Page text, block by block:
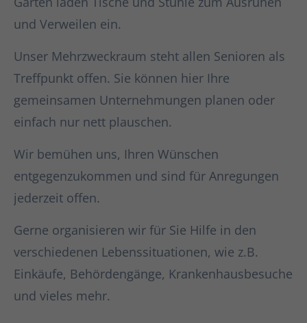
und Verweilen ein.
Unser Mehrzweckraum steht allen Senioren als
Treffpunkt offen. Sie können hier Ihre
gemeinsamen Unternehmungen planen oder
einfach nur nett plauschen.
Wir bemühen uns, Ihren Wünschen
entgegenzukommen und sind für Anregungen
jederzeit offen.
Gerne organisieren wir für Sie Hilfe in den
verschiedenen Lebenssituationen, wie z.B.
Einkäufe, Behördengänge, Krankenhausbesuche
und vieles mehr.